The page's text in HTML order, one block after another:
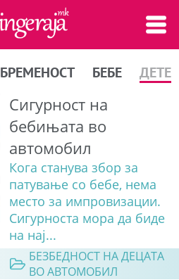
БРЕМЕНОСТ БЕБЕ ДЕТЕ
Сигурност на
бебињата во
автомобил
Кога станува збор за
патување со бебе, нема
место за импровизации.
Сигурноста мора да биде
на нај...
БЕЗБЕДНОСТ НА ДЕЦАТА
ВО АВТОМОБИЛ